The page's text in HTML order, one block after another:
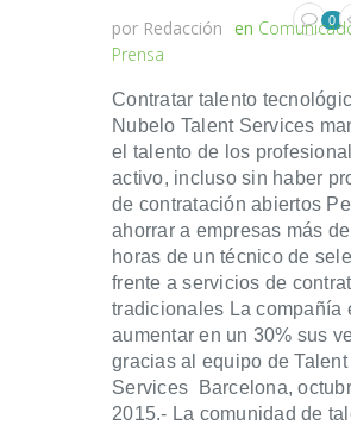
por Redacción en
Prensa
0
Contratar talento
Nubelo Talent Services
el talento de los
activo, incluso sin haber
de contratación abiertos
ahorrar a empresas más
horas de un técnico de
frente a servicios de
tradicionales La compañía
aumentar en un 30% sus
gracias al equipo de Talent
Services Barcelona,
2015.- La comunidad de